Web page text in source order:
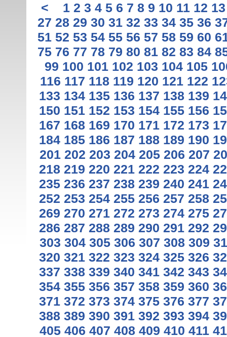
< 1 2 3 4 5 6 7 8 9 10 11 12 13
27 28 29 30 31 32 33 34 35 36
51 52 53 54 55 56 57 58 59 60
75 76 77 78 79 80 81 82 83 84
99 100 101 102 103 104 105
116 117 118 119 120 121 122
133 134 135 136 137 138 139
150 151 152 153 154 155 156
167 168 169 170 171 172 173
184 185 186 187 188 189 190
201 202 203 204 205 206 207
218 219 220 221 222 223 224
235 236 237 238 239 240 241
252 253 254 255 256 257 258
269 270 271 272 273 274 275
286 287 288 289 290 291 292
303 304 305 306 307 308 309
320 321 322 323 324 325 326
337 338 339 340 341 342 343
354 355 356 357 358 359 360
371 372 373 374 375 376 377
388 389 390 391 392 393 394
405 406 407 408 409 410 411